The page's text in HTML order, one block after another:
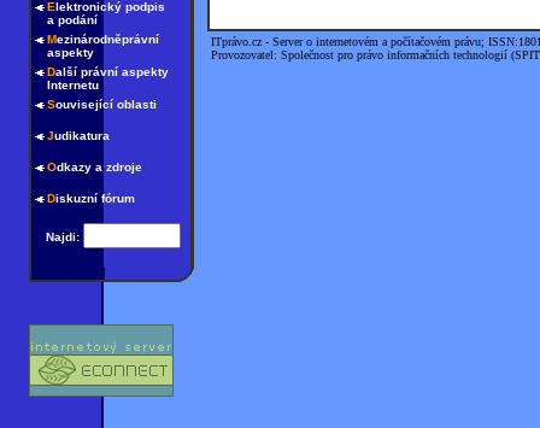
Elektronický podpis
a podání
Mezinárodněprávní
aspekty
Další právní aspekty
Internetu
Související oblasti
Judikatura
Odkazy a zdroje
Diskuzní fórum
Najdi:
ITprávo.cz - Server o internetovém a počítačovém právu;
Provozovatel: Společnost pro právo informačních technologií